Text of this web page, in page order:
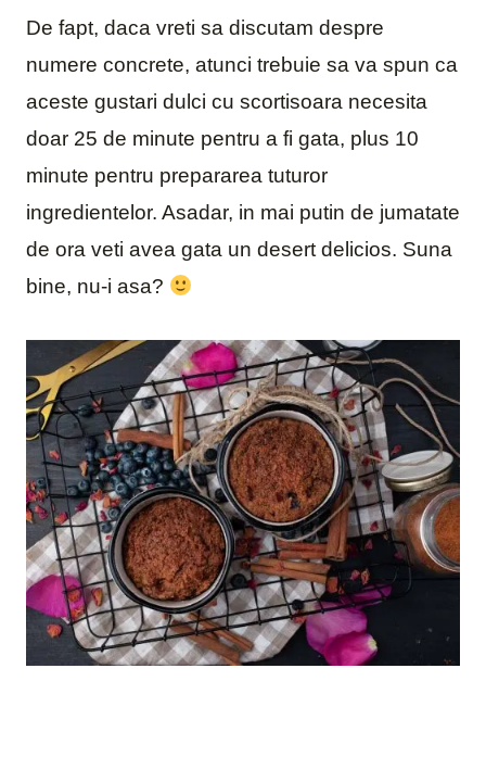
De fapt, daca vreti sa discutam despre
numere concrete, atunci trebuie sa va spun ca
aceste gustari dulci cu scortisoara necesita
doar 25 de minute pentru a fi gata, plus 10
minute pentru prepararea tuturor
ingredientelor. Asadar, in mai putin de jumatate
de ora veti avea gata un desert delicios. Suna
bine, nu-i asa?